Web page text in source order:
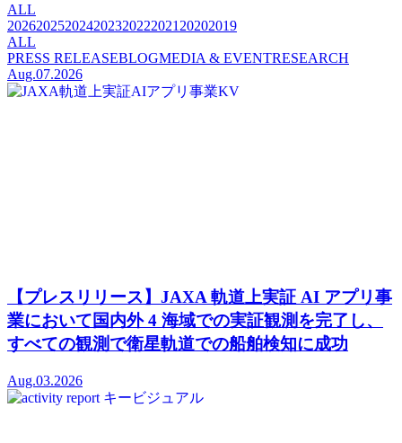
ALL
202620252024202320222021 20202019
ALL
PRESS RELEASEBLOGMEDIA & EVENTRESEARCH
Aug.07.2026
【プレスリリース】JAXA 軌道上実証 AI アプリ事
業において国内外 4 海域での実証観測を完了し、
すべての観測で衛星軌道での船舶検知に成功
Aug.03.2026